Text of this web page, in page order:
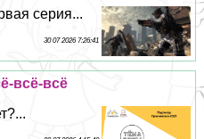
серия...
30 07 2026 7:26:41
всё-всё